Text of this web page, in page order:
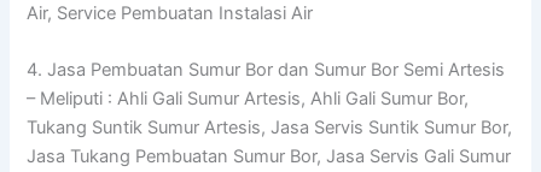
Air, Service Pembuatan Instalasi Air
4. Jasa Pembuatan Sumur Bor dan Sumur Bor Semi Artesis
– Meliputi : Ahli Gali Sumur Artesis, Ahli Gali Sumur Bor,
Tukang Suntik Sumur Artesis, Jasa Servis Suntik Sumur Bor,
Jasa Tukang Pembuatan Sumur Bor, Jasa Servis Gali Sumur